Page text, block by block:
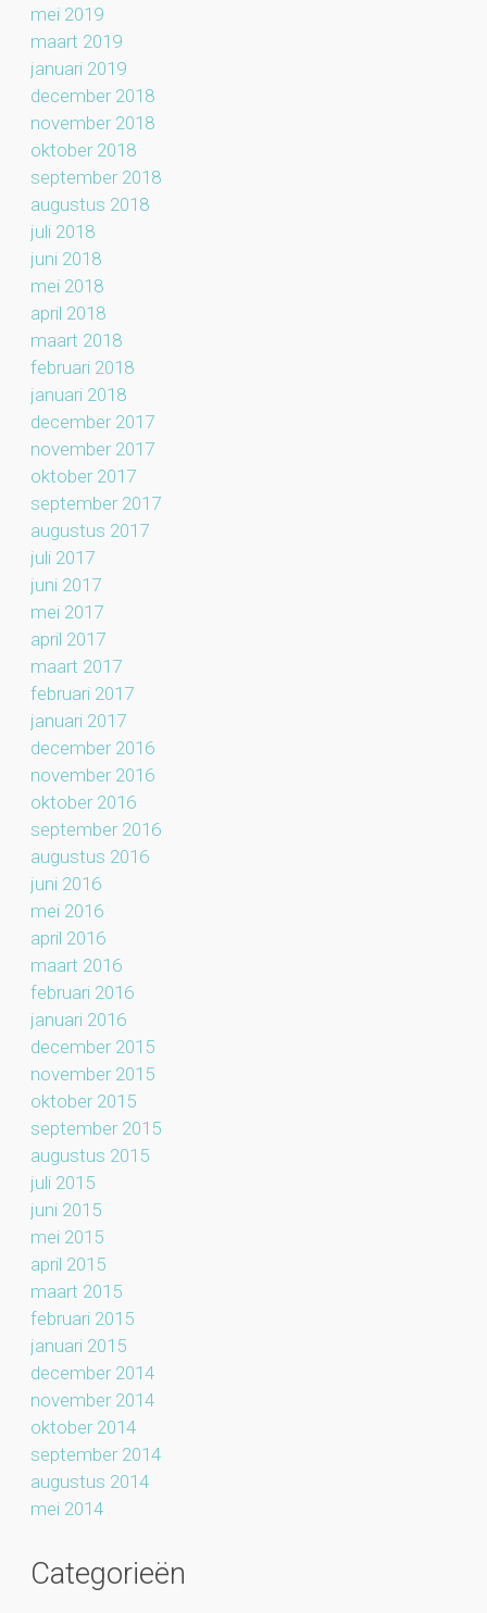
mei 2019
maart 2019
januari 2019
december 2018
november 2018
oktober 2018
september 2018
augustus 2018
juli 2018
juni 2018
mei 2018
april 2018
maart 2018
februari 2018
januari 2018
december 2017
november 2017
oktober 2017
september 2017
augustus 2017
juli 2017
juni 2017
mei 2017
april 2017
maart 2017
februari 2017
januari 2017
december 2016
november 2016
oktober 2016
september 2016
augustus 2016
juni 2016
mei 2016
april 2016
maart 2016
februari 2016
januari 2016
december 2015
november 2015
oktober 2015
september 2015
augustus 2015
juli 2015
juni 2015
mei 2015
april 2015
maart 2015
februari 2015
januari 2015
december 2014
november 2014
oktober 2014
september 2014
augustus 2014
mei 2014
Categorieën